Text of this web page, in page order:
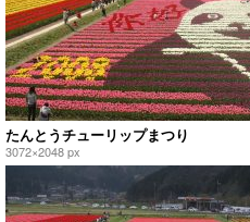
たんとうチューリップまつり
3072×2048 px